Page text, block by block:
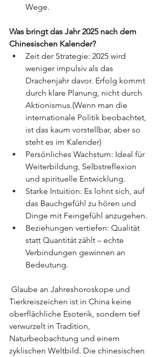
Wege.
Was bringt das Jahr 2025 nach dem
Chinesischen Kalender?
Zeit der Strategie: 2025 wird
weniger impulsiv als das
Drachenjahr davor. Erfolg kommt
durch klare Planung, nicht durch
Aktionismus.(Wenn man die
internationale Politik beobachtet,
ist das kaum vorstellbar, aber so
steht es im Kalender)
Persönliches Wachstum: Ideal für
Weiterbildung, Selbstreflexion
und spirituelle Entwicklung.
Starke Intuition: Es lohnt sich, auf
das Bauchgefühl zu hören und
Dinge mit Feingefühl anzugehen.
Beziehungen vertiefen: Qualität
statt Quantität zählt – echte
Verbindungen gewinnen an
Bedeutung.
Glaube an Jahreshoroskope und
Tierkreiszeichen ist in China keine
oberflächliche Esoterik, sondern tief
verwurzelt in Tradition,
Naturbeobachtung und einem
zyklischen Weltbild. Die chinesischen